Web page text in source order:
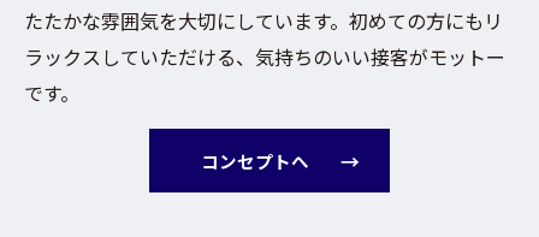
たたかな雰囲気を大切にしています。初めての方にもリ
ラックスしていただける、気持ちのいい接客がモットー
です。
コンセプトへ